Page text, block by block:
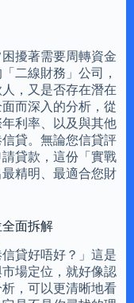
擾著需要周轉資金
二線財務」公司，
，又是否存在潛在
而深入的分析，從
利率、以及與其他
貸。無論您信貸評
貸款，這份「實戰
精明、最適合您財
面拆解
貸好唔好？」這是
場定位，就好像認
，可以更清晰地看